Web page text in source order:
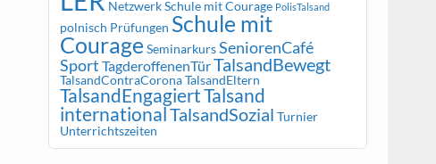
Netzwerk Schule mit Courage PolisTalsand
polnisch Prüfungen Schule mit
Courage SeminarkursSeniorenCafé
Sport TagderoffenenTürTalsandBewegt
TalsandContraCoronaTalsandEltern
TalsandEngagiertTalsand
internationalTalsandSozial Turnier
Unterrichtszeiten